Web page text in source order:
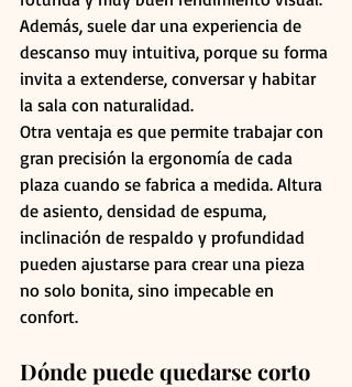
Además, suele dar una experiencia de
descanso muy intuitiva, porque su forma
invita a extenderse, conversar y habitar
la sala con naturalidad.
Otra ventaja es que permite trabajar con
gran precisión la ergonomía de cada
plaza cuando se fabrica a medida. Altura
de asiento, densidad de espuma,
inclinación de respaldo y profundidad
pueden ajustarse para crear una pieza
no solo bonita, sino impecable en
confort.
Dónde puede quedarse corto